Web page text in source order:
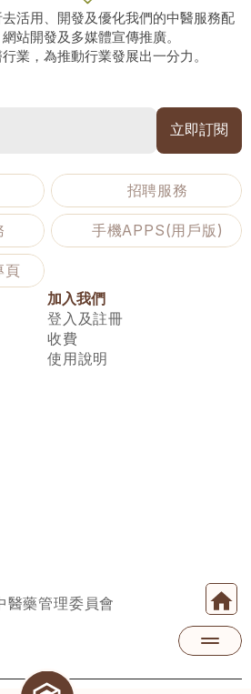
活用、開發及優化我們的中醫服務配
站開發及多媒體宣傳推廣。
業，為推動行業發展出一分力。
招聘服務
手機APPS(用戶版)
頁
加入我們
登入及註冊
收費
使用說明
藥管理委員會